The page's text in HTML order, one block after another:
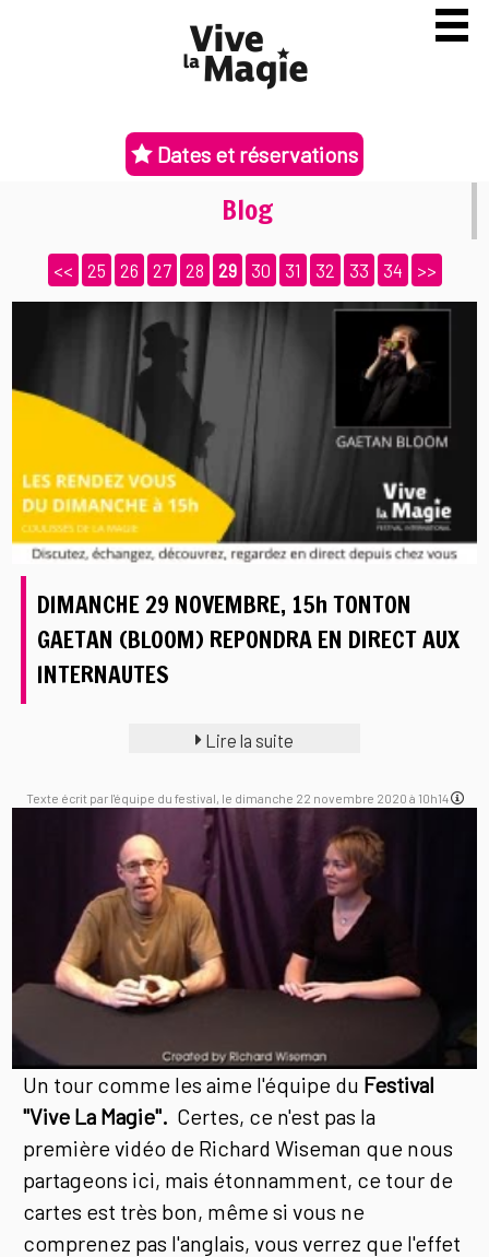
Dates et réservations
Blog
<< 25 26 27 28 29 30 31 32 33 34 >>
DIMANCHE 29 NOVEMBRE, 15h TONTON
GAETAN (BLOOM) REPONDRA EN DIRECT AUX
INTERNAUTES
Lire la suite
Texte écrit par l'équipe du festival, le dimanche 22 novembre 2020 à 10h14
Un tour comme les aime l'équipe du Festival
"Vive La Magie". Certes, ce n'est pas la
première vidéo de Richard Wiseman que nous
partageons ici, mais étonnamment, ce tour de
cartes est très bon, même si vous ne
comprenez pas l'anglais, vous verrez que l'effet